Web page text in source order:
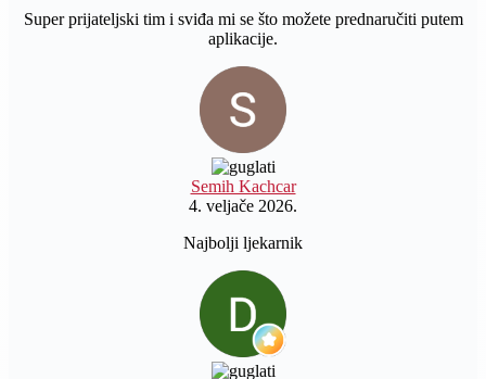
Super prijateljski tim i sviđa mi se što možete prednaručiti putem
aplikacije.
Semih Kachcar
4. veljače 2026.
Najbolji ljekarnik